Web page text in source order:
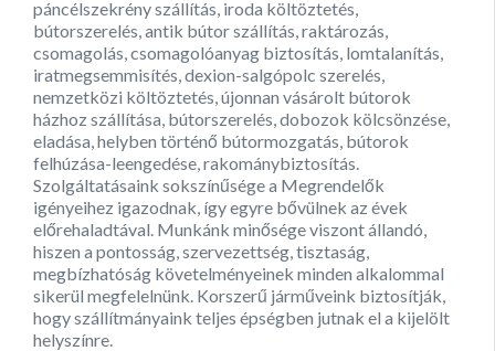
páncélszekrény szállítás, iroda költöztetés,
bútorszerelés, antik bútor szállítás, raktározás,
csomagolás, csomagolóanyag biztosítás, lomtalanítás,
iratmegsemmisítés, dexion-salgópolc szerelés,
nemzetközi költöztetés, újonnan vásárolt bútorok
házhoz szállítása, bútorszerelés, dobozok kölcsönzése,
eladása, helyben történő bútormozgatás, bútorok
felhúzása-leengedése, rakománybiztosítás.
Szolgáltatásaink sokszínűsége a Megrendelők
igényeihez igazodnak, így egyre bővülnek az évek
előrehaladtával. Munkánk minősége viszont állandó,
hiszen a pontosság, szervezettség, tisztaság,
megbízhatóság követelményeinek minden alkalommal
sikerül megfelelnünk. Korszerű járműveink biztosítják,
hogy szállítmányaink teljes épségben jutnak el a kijelölt
helyszínre.